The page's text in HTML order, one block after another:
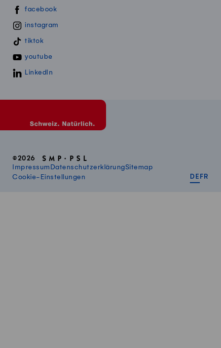
Swissmillk auf Social Media
facebook
instagram
tiktok
youtube
LinkedIn
©2026
Impressum DatenschutzerklärungSitemap
Cookie-Einstellungen
DE FR